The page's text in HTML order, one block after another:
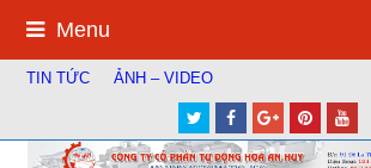
Menu
TIN TỨC ẢNH – VIDEO
TwitterFacebook
Google
Plus
Pinterest